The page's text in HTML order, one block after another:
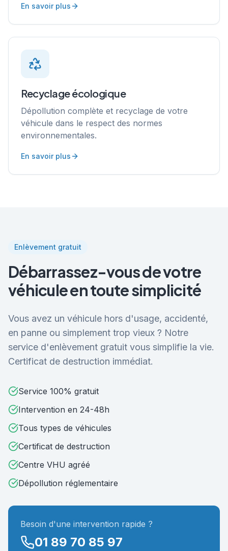
En savoir plus
Recyclage écologique
Dépollution complète et recyclage de votre
véhicule dans le respect des normes
environnementales.
En savoir plus
Enlèvement gratuit
Débarrassez-vous de votre
véhicule en toute simplicité
Vous avez un véhicule hors d'usage, accidenté,
en panne ou simplement trop vieux ? Notre
service d'enlèvement gratuit vous simplifie la vie.
Certificat de destruction immédiat.
Service 100% gratuit
Intervention en 24-48h
Tous types de véhicules
Certificat de destruction
Centre VHU agréé
Dépollution réglementaire
Besoin d'une intervention rapide ?
01 89 70 85 97